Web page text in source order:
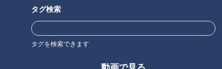
タグ検索
タグを検索できます
中学で不登校に “中卒”では選択肢が狭まる日本
義務教育の未修了者は現在約90万人
オススメ関連コンテンツ